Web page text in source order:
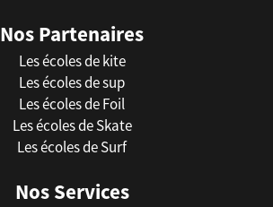
Nos Partenaires
Les écoles de kite
Les écoles de sup
Les écoles de Foil
Les écoles de Skate
Les écoles de Surf
Nos Services